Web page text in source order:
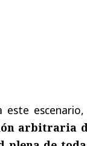
este
arbitraria